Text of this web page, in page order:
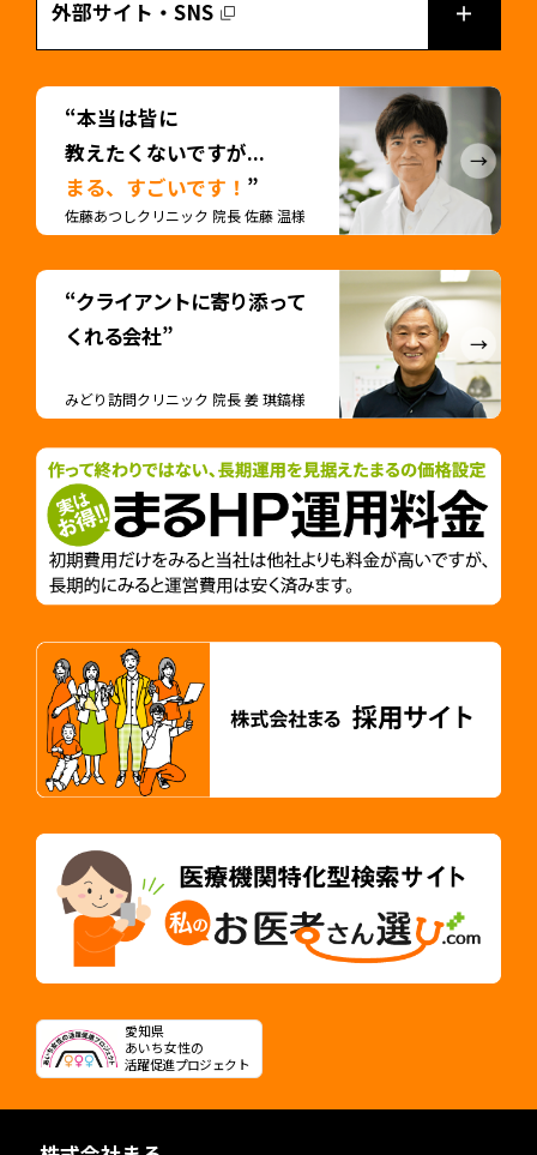
外部サイト・SNS
“本当は皆に
教えたくないですが...
まる、すごいです！ ”
佐藤あつしクリニック 院長 佐藤 温様
“クライアントに寄り添って
くれる会社”
みどり訪問クリニック 院長 姜 琪鎬様
愛知県
あいち女性の
活躍促進プロジェクト